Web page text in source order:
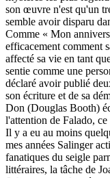
son œuvre n'est qu'un
semble avoir disparu
Comme « Mon
efficacement comment
affecté sa vie en tant
sentie comme une
déclaré avoir publié
son écriture et de sa
Don (Douglas Booth)
l'attention de Falado,
Il y a eu au moins
mes années Salinger
fanatiques du seigle
littéraires, la tâche de